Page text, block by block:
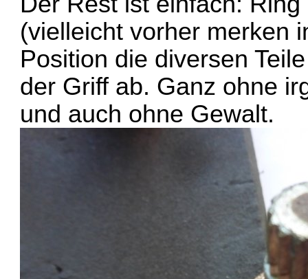
(vielleicht vorher merken
Position die diversen
der Griff ab. Ganz ohne
und auch ohne Gewalt.